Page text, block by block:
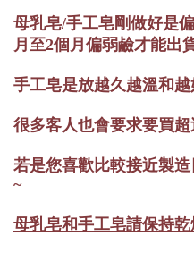
母乳皂/手工皂剛做好是
月至2個月偏弱鹼才能出
手工皂是放越久越溫和越
很多客人也會要求要買
若是您喜歡比較接近製
~
母乳皂和手工皂請保持